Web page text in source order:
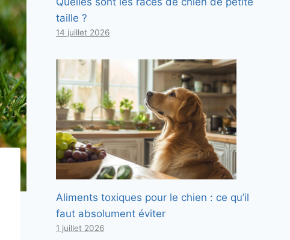
taille ?
14 juillet 2026
Aliments toxiques pour le chien : ce qu’il
faut absolument éviter
1 juillet 2026